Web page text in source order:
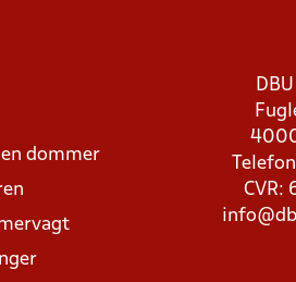
dommer
CVR: